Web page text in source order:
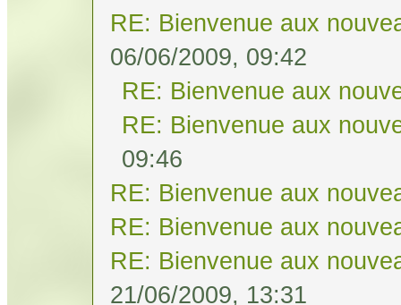
RE: Bienvenue aux
06/06/2009, 09:42
RE: Bienvenue aux
RE: Bienvenue aux
09:46
RE: Bienvenue aux
RE: Bienvenue aux
RE: Bienvenue aux
21/06/2009, 13:31